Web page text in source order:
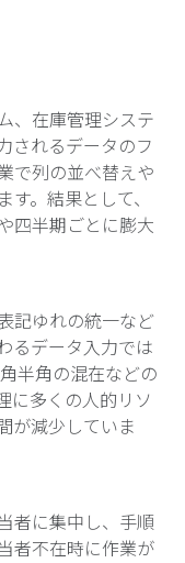
、在庫管理システ
されるデータのフ
で列の並べ替えや
。結果として、
四半期ごとに膨大
記ゆれの統一など
るデータ入力では
半角の混在などの
に多くの人的リソ
が減少していま
者に集中し、手順
者不在時に作業が